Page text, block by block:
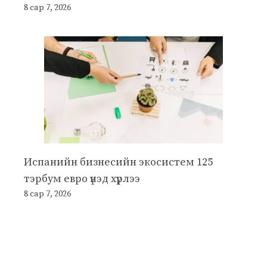
8 сар 7, 2026
Испанийн бизнесийн экосистем 125
тэрбум евро үнэд хүрлээ
8 сар 7, 2026